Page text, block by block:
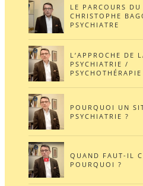
LE PARCOURS DU
CHRISTOPHE
PSYCHIATRE
L’APPROCHE DE
PSYCHIATRIE /
PSYCHOTHÉRAPIE
POURQUOI UN
PSYCHIATRIE ?
QUAND FAUT-IL
POURQUOI ?